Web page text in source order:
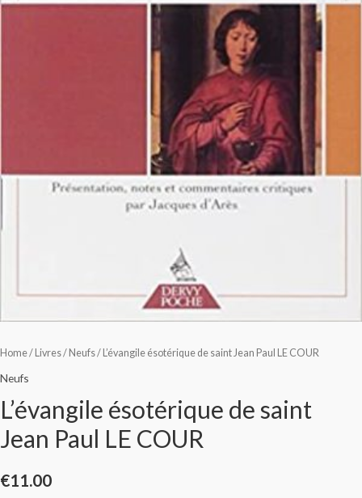
Home/ Livres/ Neufs/ L’évangile ésotérique de saint Jean Paul LE COUR
Neufs
L’évangile ésotérique de saint
Jean Paul LE COUR
€11.00